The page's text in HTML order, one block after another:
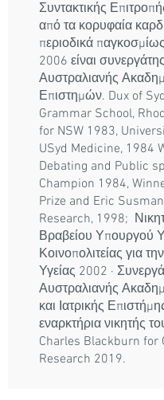
Συντακτικής
από τα κορυφαία
περιοδικά
2006 είναι
Αυστραλιανής
Επιστημών. Dux of
Grammar School,
for NSW 1983,
USyd Medicine, 1984
Debating and Public
Champion 1984,
Prize and Eric
Research, 1998;
Βραβείου Υπουργού
Κοινοπολιτείας για
Υγείας 2002 ·
Αυστραλιανής
και Ιατρικής
εναρκτήρια νικητής
Charles Blackburn for
Research 2019.